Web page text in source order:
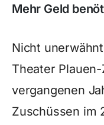
Mehr Geld
Nicht
Theater
vergangenen
Zuschüssen im